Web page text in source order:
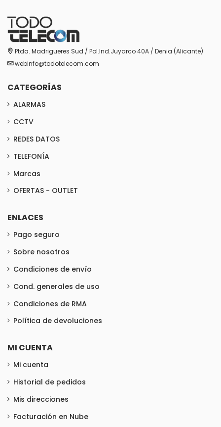
Ptda. Madrigueres Sud / Pol.Ind.Juyarco 40A / Denia (Alicante)
webinfo@todotelecom.com
CATEGORÍAS
ALARMAS
CCTV
REDES DATOS
TELEFONÍA
Marcas
OFERTAS - OUTLET
ENLACES
Pago seguro
Sobre nosotros
Condiciones de envío
Cond. generales de uso
Condiciones de RMA
Política de devoluciones
MI CUENTA
Mi cuenta
Historial de pedidos
Mis direcciones
Facturación en Nube